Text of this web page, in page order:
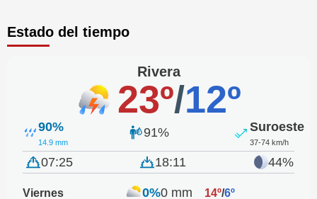
Estado del tiempo
Rivera
23º/12º
90%
14.9 mm
91% Suroeste
37-74 km/h
07:25 18:11 44%
Viernes 0%0 mm 14º/6º